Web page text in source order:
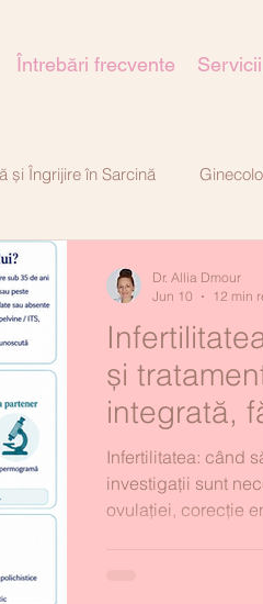
Întrebări frecvente
și Îngrijire în Sarcină
și
integrată,
Infertilitatea: când
investigații sunt
ovulației, corecție
Dr. Allia Dmour
Jun 10
12 min